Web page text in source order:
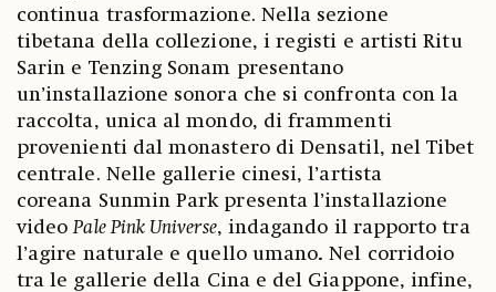
continua trasformazione. Nella sezione
tibetana della collezione, i registi e artisti Ritu
Sarin e Tenzing Sonam presentano
un’installazione sonora che si confronta con la
raccolta, unica al mondo, di frammenti
provenienti dal monastero di Densatil, nel Tibet
centrale. Nelle gallerie cinesi, l’artista
coreana Sunmin Park presenta l’installazione
videoPale Pink Universe, indagando il rapporto tra
l’agire naturale e quello umano. Nel corridoio
tra le gallerie della Cina e del Giappone, infine,